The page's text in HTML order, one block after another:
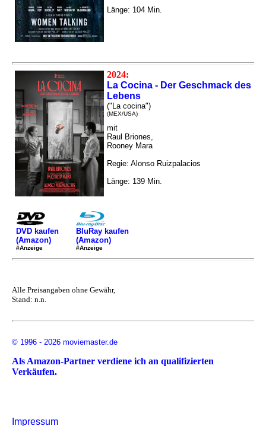
Länge: 104 Min.
2024:
La Cocina - Der Geschmack des
Lebens
("La cocina")
(MEX/USA)
mit
Raul Briones,
Rooney Mara
Regie: Alonso Ruizpalacios
Länge: 139 Min.
DVD kaufen
(Amazon)
#Anzeige
BluRay kaufen
(Amazon)
#Anzeige
Alle Preisangaben ohne Gewähr,
Stand: n.n.
© 1996 - 2026 moviemaster.de
Als Amazon-Partner verdiene ich an qualifizierten
Verkäufen.
Impressum